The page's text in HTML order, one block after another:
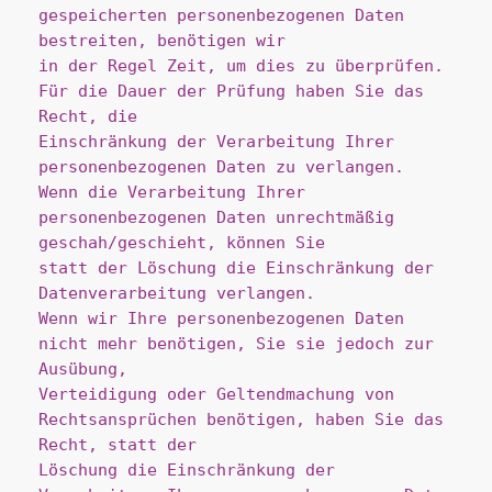
gespeicherten personenbezogenen Daten
bestreiten, benötigen wir
in der Regel Zeit, um dies zu überprüfen.
Für die Dauer der Prüfung haben Sie das
Recht, die
Einschränkung der Verarbeitung Ihrer
personenbezogenen Daten zu verlangen.
Wenn die Verarbeitung Ihrer
personenbezogenen Daten unrechtmäßig
geschah/geschieht, können Sie
statt der Löschung die Einschränkung der
Datenverarbeitung verlangen.
Wenn wir Ihre personenbezogenen Daten
nicht mehr benötigen, Sie sie jedoch zur
Ausübung,
Verteidigung oder Geltendmachung von
Rechtsansprüchen benötigen, haben Sie das
Recht, statt der
Löschung die Einschränkung der